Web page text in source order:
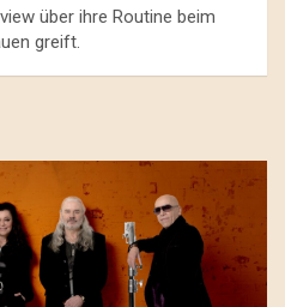
über ihre Routine beim
greift.